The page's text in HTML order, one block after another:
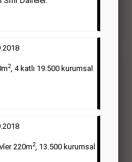
Örnekleri
mini reklam şeklinde
tirajını önemli ölçüde
de önemli bir bölümünü
ilanlarında 6 kelime
2, 4 katlı 19.500 kurumsal
220m2, 13.500 kurumsal